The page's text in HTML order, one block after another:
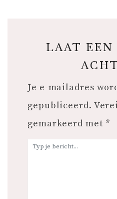
LAAT EEN
Je e-mailadres
gepubliceerd.
gemarkeerd met *